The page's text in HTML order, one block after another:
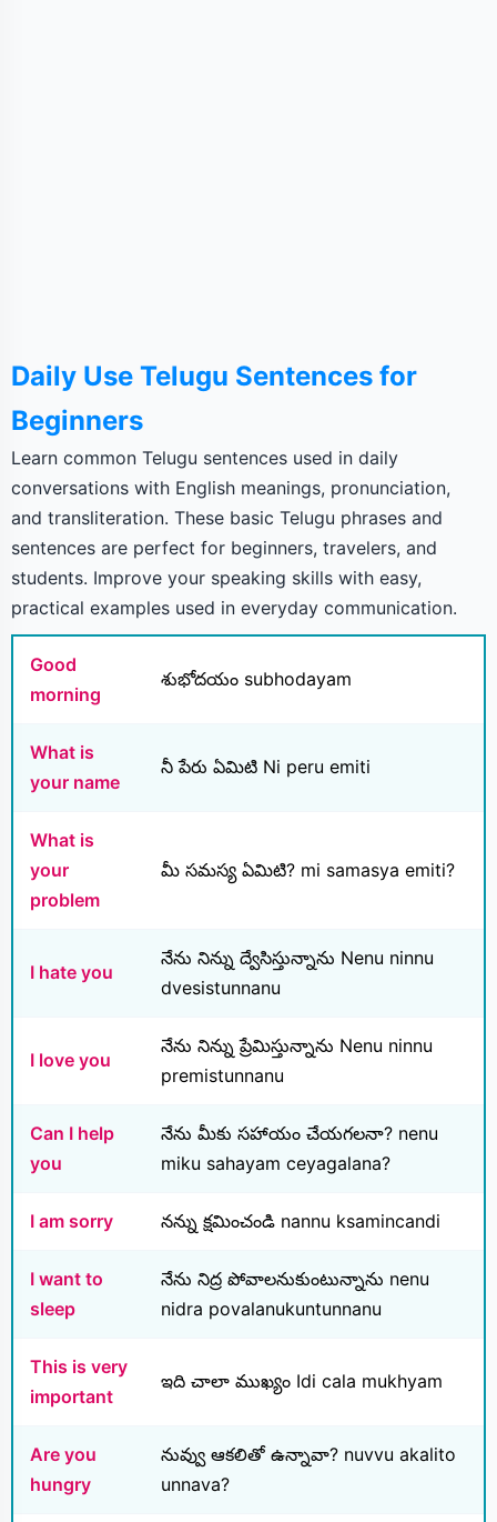
Daily Use Telugu Sentences for
Beginners
Learn common Telugu sentences used in daily
conversations with English meanings, pronunciation,
and transliteration. These basic Telugu phrases and
sentences are perfect for beginners, travelers, and
students. Improve your speaking skills with easy,
practical examples used in everyday communication.
Good
morning
శుభోదయం subhodayam
What is
your name
నీ పేరు ఏమిటి Ni peru emiti
What is
your
problem
మీ సమస్య ఏమిటి? mi samasya emiti?
I hate you
నేను నిన్ను ద్వేసిస్తున్నాను Nenu ninnu
dvesistunnanu
I love you
నేను నిన్ను ప్రేమిస్తున్నాను Nenu ninnu
premistunnanu
Can I help
you
నేను మీకు సహాయం చేయగలనా? nenu
miku sahayam ceyagalana?
I am sorry నన్ను క్షమించండి nannu ksamincandi
I want to
sleep
నేను నిద్ర పోవాలనుకుంటున్నాను nenu
nidra povalanukuntunnanu
This is very
important
ఇది చాలా ముఖ్యం Idi cala mukhyam
Are you
hungry
నువ్వు ఆకలితో ఉన్నావా? nuvvu akalito
unnava?